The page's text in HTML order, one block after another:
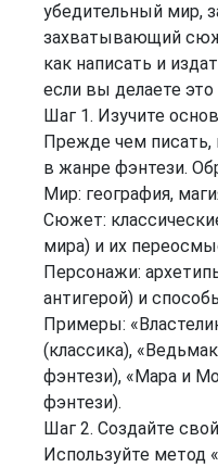
убедительный мир,
захватывающий
как написать и
если вы делаете
Шаг 1. Изучите
Прежде чем писать,
в жанре фэнтези.
Мир: география,
Сюжет:
мира) и их
Персонажи:
антигерой) и
Примеры:
(классика),
фэнтези), «Мара и
фэнтези).
Шаг 2. Создайте
Используйте метод